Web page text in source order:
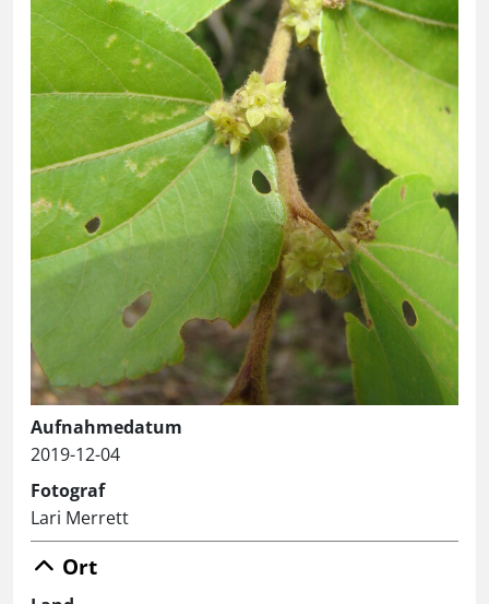
Aufnahmedatum
2019-12-04
Fotograf
Lari Merrett
Ort